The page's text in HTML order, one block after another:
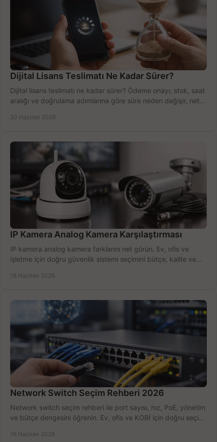
Dijital Lisans Teslimatı Ne Kadar Sürer?
Dijital lisans teslimatı ne kadar sürer? Ödeme onayı, stok, saat
aralığı ve doğrulama adımlarına göre süre neden değişir, net
20 Haziran 2026
IP Kamera Analog Kamera Karşılaştırması
IP kamera analog kamera farklarını net görün. Ev, ofis ve
işletme için doğru güvenlik sistemi seçimini bütçe, kalite ve
18 Haziran 2026
Network Switch Seçim Rehberi 2026
Network switch seçim rehberi ile port sayısı, hız, PoE, yönetim
ve bütçe dengesini öğrenin. Ev, ofis ve KOBİ için doğru seçimi
16 Haziran 2026